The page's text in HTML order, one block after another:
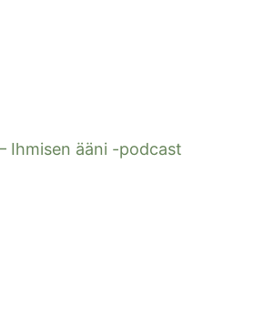
Ihmisen ääni -podcast